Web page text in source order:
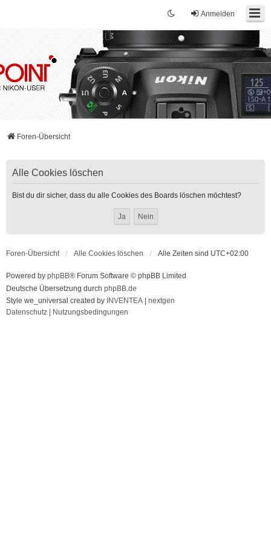
Anmelden
Foren-Übersicht
Alle Cookies löschen
Bist du dir sicher, dass du alle Cookies des Boards löschen möchtest?
Foren-Übersicht Alle Cookies löschen Alle Zeiten sind UTC+02:00
Powered by phpBB® Forum Software © phpBB Limited
Deutsche Übersetzung durch phpBB.de
Style we_universal created by INVENTEA
nextgen
Datenschutz
Nutzungsbedingungen